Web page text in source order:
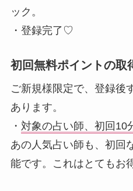
ック。
・登録完了♡
初回無料ポイントの取
ご新規様限定で、登録後
あります。
・ 対象の占い師、初回10
あの人気占い師も、初回
能です。これはとてもお